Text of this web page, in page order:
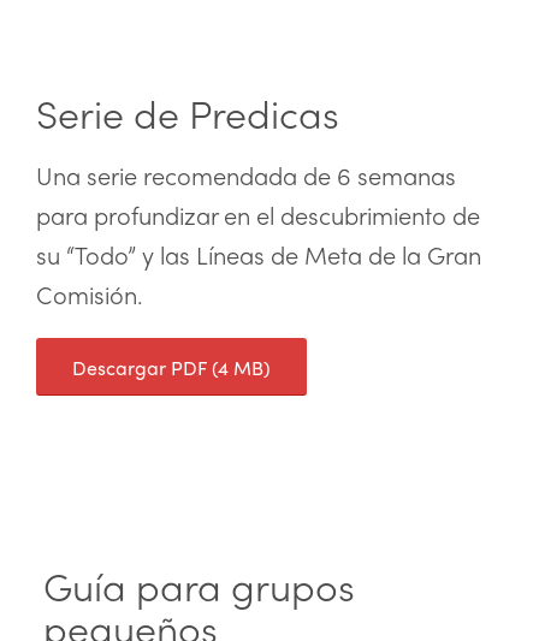
Serie de Predicas
Una serie recomendada de 6 semanas
para profundizar en el descubrimiento de
su “Todo” y las Líneas de Meta de la Gran
Comisión.
Descargar PDF (4 MB)
Guía para grupos
pequeños